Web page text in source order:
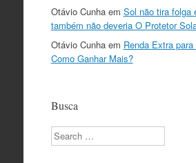
Otávio Cunhaem Sol não tira folga
também não deveria O Protetor
Otávio Cunhaem Renda Extra
Como Ganhar Mais?
Busca
Search